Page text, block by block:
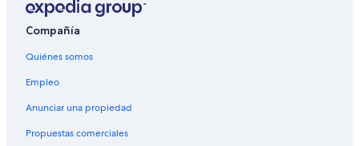
Hoteles cerca de Belcourt Theatre
Hoteles de Motel 6 en Eighth Avenue
Hoteles cerca de Belle Meade Plantation
Hoteles en Villages of Brentwood
Hoteles cerca de Belmont University
Hoteles con spa en Sur de Nashville
Compañía
Quiénes somos
Empleo
Anunciar una propiedad
Propuestas comerciales